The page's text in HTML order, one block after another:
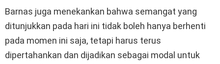
Barnas juga menekankan bahwa semangat yang
ditunjukkan pada hari ini tidak boleh hanya berhenti
pada momen ini saja, tetapi harus terus
dipertahankan dan dijadikan sebagai modal untuk